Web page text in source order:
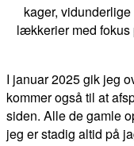
kager,
lækkerier med fokus
I januar 2025 gik jeg
kommer også til at
siden. Alle de gamle
jeg er stadig altid på